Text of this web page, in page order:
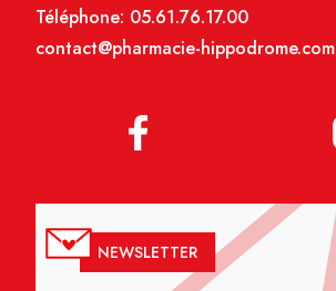
Téléphone: 05.61.76.17.00
contact@pharmacie-hippodrome.com
NEWSLETTER